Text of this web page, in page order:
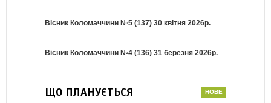
Вісник Коломаччини №5 (137) 30 квітня 2026р.
Вісник Коломаччини №4 (136) 31 березня 2026р.
ЩО ПЛАНУЄТЬСЯ